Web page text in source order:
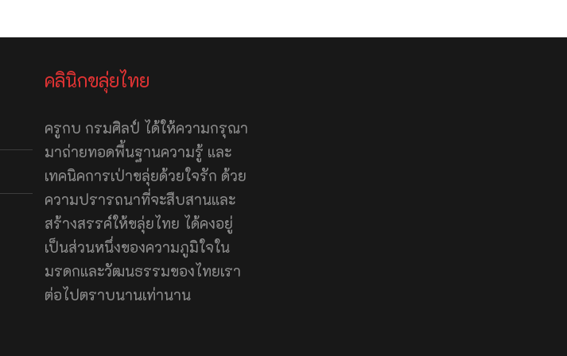
คลินิกขลุ่ยไทย
ครูกบ กรมศิลป์ ได้ให้ความกรุณา
มาถ่ายทอดพื้นฐานความรู้ และ
เทคนิคการเป่าขลุ่ยด้วยใจรัก ด้วย
ความปรารถนาที่จะสืบสานและ
สร้างสรรค์ให้ขลุ่ยไทย ได้คงอยู่
เป็นส่วนหนึ่งของความภูมิใจใน
มรดกและวัฒนธรรมของไทยเรา
ต่อไปตราบนานเท่านาน